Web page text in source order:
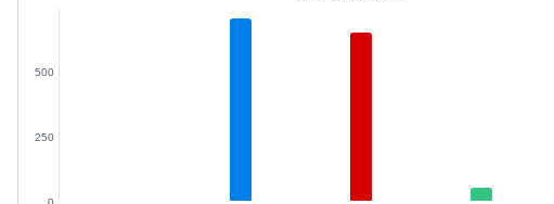
250
500
TIÊU
THIẾT